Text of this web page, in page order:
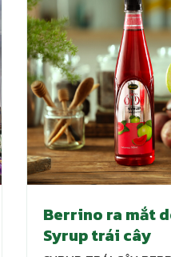
Berrino ra mắt
Syrup trái cây